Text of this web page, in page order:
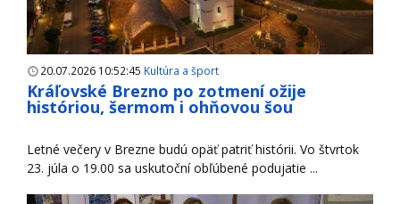
20.07.2026 10:52:45 Kultúra a šport
Kráľovské Brezno po zotmení ožije
históriou, šermom i ohňovou šou
Letné večery v Brezne budú opäť patriť histórii. Vo štvrtok
23. júla o 19.00 sa uskutoční obľúbené podujatie ...